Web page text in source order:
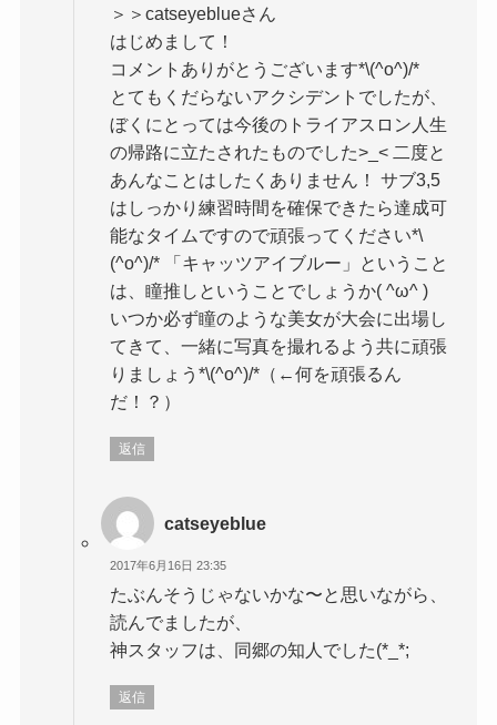
＞＞catseyeblueさん
はじめまして！
コメントありがとうございます*\(^o^)/*
とてもくだらないアクシデントでしたが、
ぼくにとっては今後のトライアスロン人生
の帰路に立たされたものでした>_< 二度と
あんなことはしたくありません！ サブ3,5
はしっかり練習時間を確保できたら達成可
能なタイムですので頑張ってください*\
(^o^)/* 「キャッツアイブルー」ということ
は、瞳推しということでしょうか( ^ω^ )
いつか必ず瞳のような美女が大会に出場し
てきて、一緒に写真を撮れるよう共に頑張
りましょう*\(^o^)/*（←何を頑張るん
だ！？）
返信
catseyeblue
2017年6月16日 23:35
たぶんそうじゃないかな〜と思いながら、
読んでましたが、
神スタッフは、同郷の知人でした(*_*;
返信